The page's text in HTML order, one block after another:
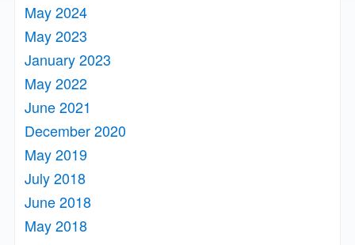
May 2024
May 2023
January 2023
May 2022
June 2021
December 2020
May 2019
July 2018
June 2018
May 2018